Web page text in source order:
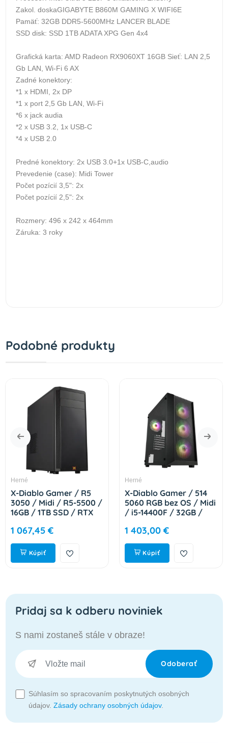
Zakol. doskaGIGABYTE B860M GAMING X WIFI6E
Pamäť: 32GB DDR5-5600MHz LANCER BLADE
SSD disk: SSD 1TB ADATA XPG Gen 4x4
Grafická karta: AMD Radeon RX9060XT 16GB Sieť: LAN 2,5
Gb LAN, Wi-Fi 6 AX
Zadné konektory:
*1 x HDMI, 2x DP
*1 x port 2,5 Gb LAN, Wi-Fi
*6 x jack audia
*2 x USB 3.2, 1x USB-C
*4 x USB 2.0
Predné konektory: 2x USB 3.0+1x USB-C,audio
Prevedenie (case): Midi Tower
Počet pozícií 3,5": 2x
Počet pozícií 2,5": 2x
Rozmery: 496 x 242 x 464mm
Záruka: 3 roky
Podobné produkty
Herné
X-Diablo Gamer / R5
3050 / Midi / R5-5500 /
16GB / 1TB SSD / RTX
115523181
1 067,45 €
Kúpiť
Herné
X-Diablo Gamer / 514
5060 RGB bez OS / Midi
/ i5-14400F / 32GB /
OS / 3R 115543430
1 403,00 €
Kúpiť
Pridaj sa k odberu noviniek
S nami zostaneš stále v obraze!
Odoberať
Súhlasím so spracovaním poskytnutých osobných
údajov. Zásady ochrany osobných údajov.